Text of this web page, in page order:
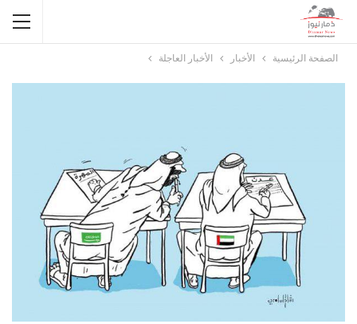
الصفحة الرئيسية الأخبار الأخبار العاجلة